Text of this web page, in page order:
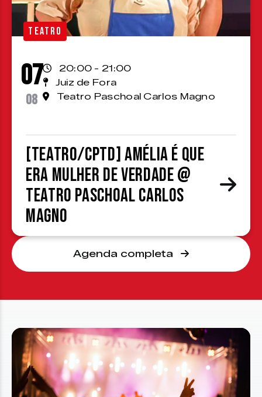
TEATRO
07
08
20:00 - 21:00
Juiz de Fora
Teatro Paschoal Carlos Magno
[TEATRO/CPTD] Amélia é que
era mulher de verdade @
Teatro Paschoal Carlos
Magno
Agenda completa